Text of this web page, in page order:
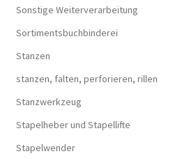
Sonstige Weiterverarbeitung
Sortimentsbuchbinderei
Stanzen
stanzen, falten, perforieren, rillen
Stanzwerkzeug
Stapelheber und Stapellifte
Stapelwender